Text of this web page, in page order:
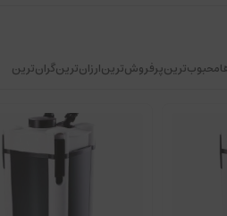
محبوب‌‌ترینپرفروش‌ترینارزان‌ترینگران‌ترین